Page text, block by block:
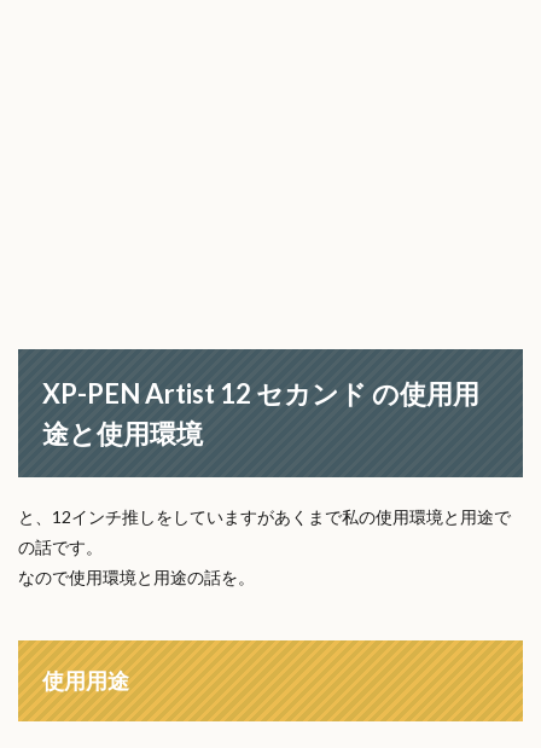
XP-PEN Artist 12 セカンド の使用用
途と使用環境
と、12インチ推しをしていますがあくまで私の使用環境と用途で
の話です。
なので使用環境と用途の話を。
使用用途